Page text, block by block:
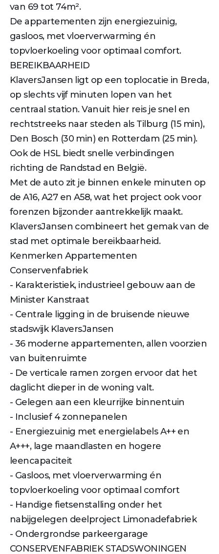
van 69 tot 74m².
De appartementen zijn energiezuinig,
gasloos, met vloerverwarming én
topvloerkoeling voor optimaal comfort.
BEREIKBAARHEID
KlaversJansen ligt op een toplocatie in Breda,
op slechts vijf minuten lopen van het
centraal station. Vanuit hier reis je snel en
rechtstreeks naar steden als Tilburg (15 min),
Den Bosch (30 min) en Rotterdam (25 min).
Ook de HSL biedt snelle verbindingen
richting de Randstad en België.
Met de auto zit je binnen enkele minuten op
de A16, A27 en A58, wat het project ook voor
forenzen bijzonder aantrekkelijk maakt.
KlaversJansen combineert het gemak van de
stad met optimale bereikbaarheid.
Kenmerken Appartementen
Conservenfabriek
- Karakteristiek, industrieel gebouw aan de
Minister Kanstraat
- Centrale ligging in de bruisende nieuwe
stadswijk KlaversJansen
- 36 moderne appartementen, allen voorzien
van buitenruimte
- De verticale ramen zorgen ervoor dat het
daglicht dieper in de woning valt.
- Gelegen aan een kleurrijke binnentuin
- Inclusief 4 zonnepanelen
- Energiezuinig met energielabels A++ en
A+++, lage maandlasten en hogere
leencapaciteit
- Gasloos, met vloerverwarming én
topvloerkoeling voor optimaal comfort
- Handige fietsenstalling onder het
nabijgelegen deelproject Limonadefabriek
- Ondergrondse parkeergarage
CONSERVENFABRIEK STADSWONINGEN